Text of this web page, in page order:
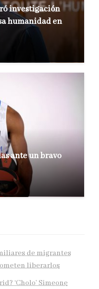
investigación
humanidad en
ante un bravo
de migrantes
liberarlos
‘Cholo’ Simeone